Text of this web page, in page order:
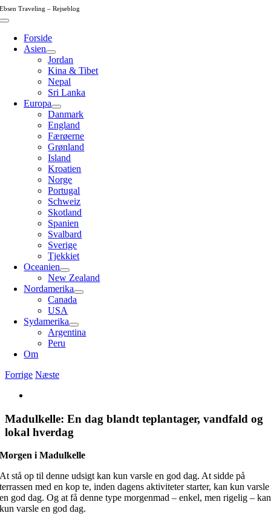
Skip
to
Ebsen Traveling – Rejseblog
Toggle
NavigationForside
Asien
Jordan
Kina & Tibet
Nepal
Sri Lanka
Europa
Danmark
England
Færøerne
Grønland
Island
Kroatien
Norge
Portugal
Schweiz
Skotland
Spanien
Svalbard
Sverige
Tjekkiet
Oceanien
New Zealand
Nordamerika
Canada
USA
Sydamerika
Argentina
Peru
Om
Forrige Næste
billede
Madulkelle: En dag blandt teplantager, vandfald og
lokal hverdag
Morgen i Madulkelle
At stå op til denne udsigt kan kun varsle en god dag. At sidde på
terrassen med en kop te, inden dagens aktiviteter starter, kan kun varsle
en god dag. Og at få denne type morgenmad – enkel, men rigelig – kan
kun varsle en god dag.